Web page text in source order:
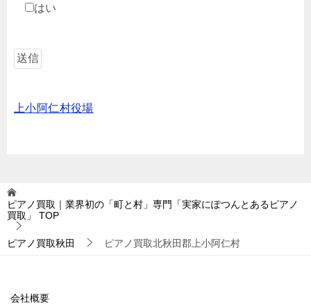
はい
上小阿仁村役場
ピアノ買取｜業界初の「町と村」専門「実家にぽつんとあるピアノ
買取」
TOP
ピアノ買取秋田 ピアノ買取北秋田郡上小阿仁村
会社概要